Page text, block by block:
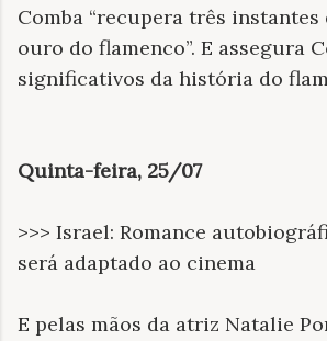
Comba “recupera três instantes
ouro do flamenco”. E assegura
significativos da história do
Quinta-feira, 25/07
>>> Israel: Romance
será adaptado ao cinema
E pelas mãos da atriz Natalie